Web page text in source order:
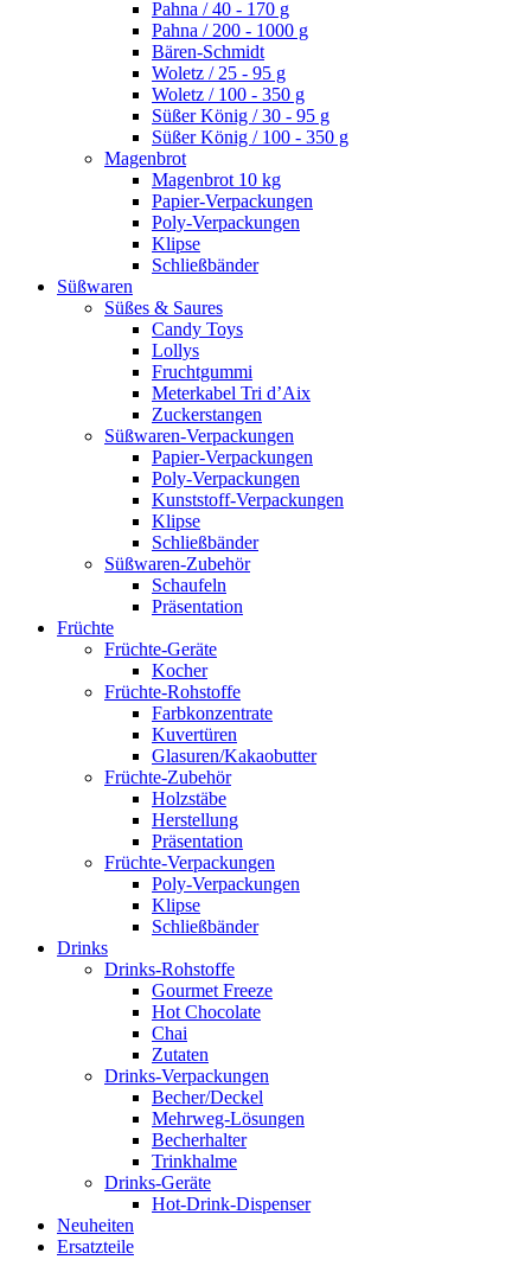
Pahna / 40 - 170 g
Pahna / 200 - 1000 g
Bären-Schmidt
Woletz / 25 - 95 g
Woletz / 100 - 350 g
Süßer König / 30 - 95 g
Süßer König / 100 - 350 g
Magenbrot
Magenbrot 10 kg
Papier-Verpackungen
Poly-Verpackungen
Klipse
Schließbänder
Süßwaren
Süßes & Saures
Candy Toys
Lollys
Fruchtgummi
Meterkabel Tri d’Aix
Zuckerstangen
Süßwaren-Verpackungen
Papier-Verpackungen
Poly-Verpackungen
Kunststoff-Verpackungen
Klipse
Schließbänder
Süßwaren-Zubehör
Schaufeln
Präsentation
Früchte
Früchte-Geräte
Kocher
Früchte-Rohstoffe
Farbkonzentrate
Kuvertüren
Glasuren/Kakaobutter
Früchte-Zubehör
Holzstäbe
Herstellung
Präsentation
Früchte-Verpackungen
Poly-Verpackungen
Klipse
Schließbänder
Drinks
Drinks-Rohstoffe
Gourmet Freeze
Hot Chocolate
Chai
Zutaten
Drinks-Verpackungen
Becher/Deckel
Mehrweg-Lösungen
Becherhalter
Trinkhalme
Drinks-Geräte
Hot-Drink-Dispenser
Neuheiten
Ersatzteile